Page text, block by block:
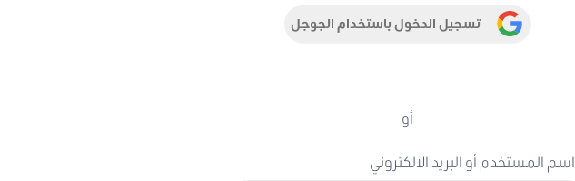
تسجيل الدخول باستخدام الجوجل
أو
اسم المستخدم أو البريد الالكتروني